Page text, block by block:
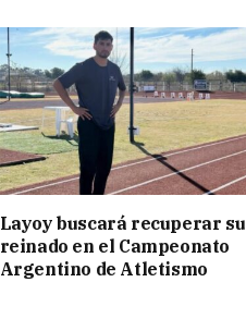
Layoy buscará recuperar su
reinado en el Campeonato
Argentino de Atletismo